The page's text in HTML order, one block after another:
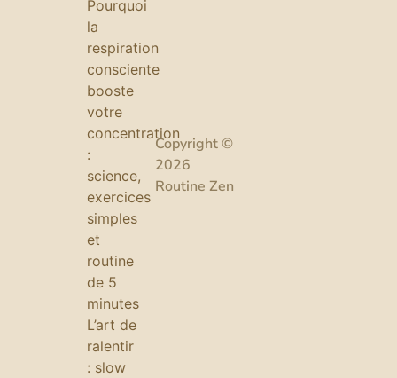
Pourquoi
la
respiration
consciente
booste
votre
concentration
:
science,
exercices
simples
et
routine
de 5
minutes
L’art de
ralentir
: slow
Copyright ©
2026
Routine Zen